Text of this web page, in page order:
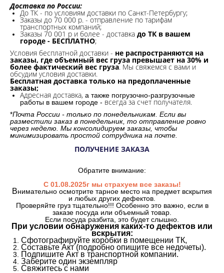
Доставка по России:
До ТК - по условиям доставки по Санкт-Петербургу;
Заказы до 70 000 р. - отправление по тарифам
транспортных компаний;
Заказы 70 001 р и более - доставка до ТК в вашем
городе - БЕСПЛАТНО;
Условия бесплатной доставки - не распространяются на
заказы, где объемный вес груза превышает на 30% и
более фактический вес груза. Мы свяжемся с вами и
обсудим условия доставки.
Бесплатная доставка только на предоплаченные
заказы;
Адресная доставка, а также погрузочно-разгрузочные
работы в вашем городе - всегда за счет получателя.
*Почта России - только по понедельникам. Если вы
разместили заказ в понедельник, то отправление ровно
через неделю. Мы консолидируем заказы, чтобы
минимизировать простой сотрудника на почте.
ПОЛУЧЕНИЕ ЗАКАЗА
Обратите внимание:
С 01.08.2025г мы страхуем все заказы!
Внимательно осмотрите тарное место на предмет вскрытия
и любых других дефектов.
Проверяйте груз тщательно!!! Особенно это важно, если в
заказе посуда или объемный товар.
Если посуда разбита, это будет слышно.
При условии обнаружения каких-то дефектов или
вскрытия:
Сфотографируйте коробки в помещении ТК,
Составьте Акт (подробно опишите все недочеты).
Подпишите Акт в транспортной компании.
Заберите один экземпляр
Свяжитесь с нами